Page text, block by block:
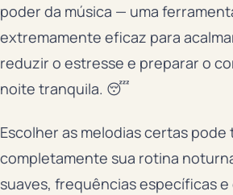
poder da música — uma
extremamente eficaz para
reduzir o estresse e preparar o
noite tranquila. 😴
Escolher as melodias certas
completamente sua rotina
suaves, frequências específicas